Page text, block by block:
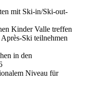
mit Ski-in/Ski-out-
Kinder Valle treffen
Ski teilnehmen
in den
Niveau für